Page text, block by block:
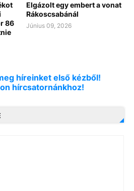
86
Elgázolt egy embert a vonat
Rákoscsabánál
Június 09, 2026
híreinket első kézből!
hírcsatornánkhoz!